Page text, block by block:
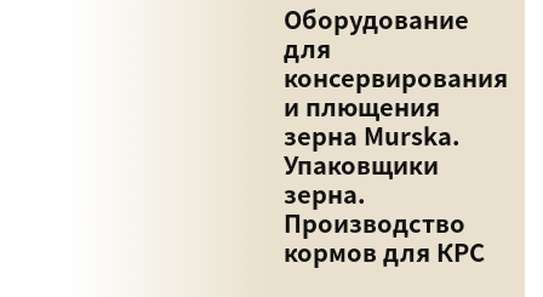
Оборудование
для
консервирования
и плющения
зерна Murska.
Упаковщики
зерна.
Производство
кормов для КРС